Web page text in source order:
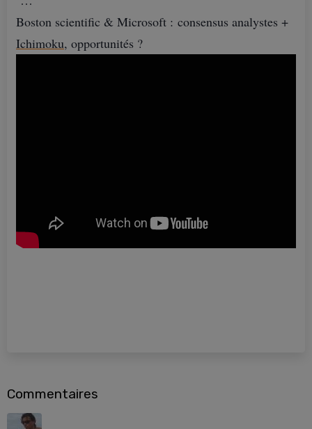
Boston scientific & Microsoft : consensus analystes +
Ichimoku, opportunités ?
Positions en perte : faut-il s’inquiéter ? (Clôture
Commentaires